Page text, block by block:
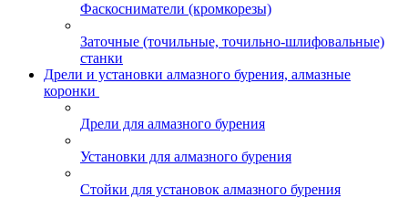
Фаскосниматели (кромкорезы)
Заточные (точильные, точильно-шлифовальные)
станки
Дрели и установки алмазного бурения, алмазные
коронки
Дрели для алмазного бурения
Установки для алмазного бурения
Стойки для установок алмазного бурения